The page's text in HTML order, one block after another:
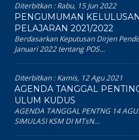
Diterbitkan :Rabu, 15 Jun 2022
PENGUMUMAN
PELAJARAN 2021/2022
Berdasarkan Keputusan Dirjen
Januari 2022 tentang POS...
Diterbitkan :Kamis, 12 Agu 2021
AGENDA TANGGAL
ULUM KUDUS
AGENDA TANGGAL PENTNG 14
SIMULASI KSM DI MTsN...